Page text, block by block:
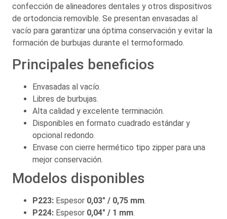
confección de alineadores dentales y otros dispositivos
de ortodoncia removible. Se presentan envasadas al
vacío para garantizar una óptima conservación y evitar la
formación de burbujas durante el termoformado.
Principales beneficios
Envasadas al vacío.
Libres de burbujas.
Alta calidad y excelente terminación.
Disponibles en formato cuadrado estándar y
opcional redondo.
Envase con cierre hermético tipo zipper para una
mejor conservación.
Modelos disponibles
P223: Espesor 0,03″ / 0,75 mm.
P224: Espesor 0,04″ / 1 mm.